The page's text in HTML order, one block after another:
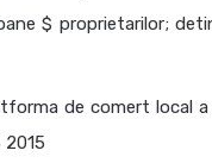
$ proprietarilor;
de comert local a